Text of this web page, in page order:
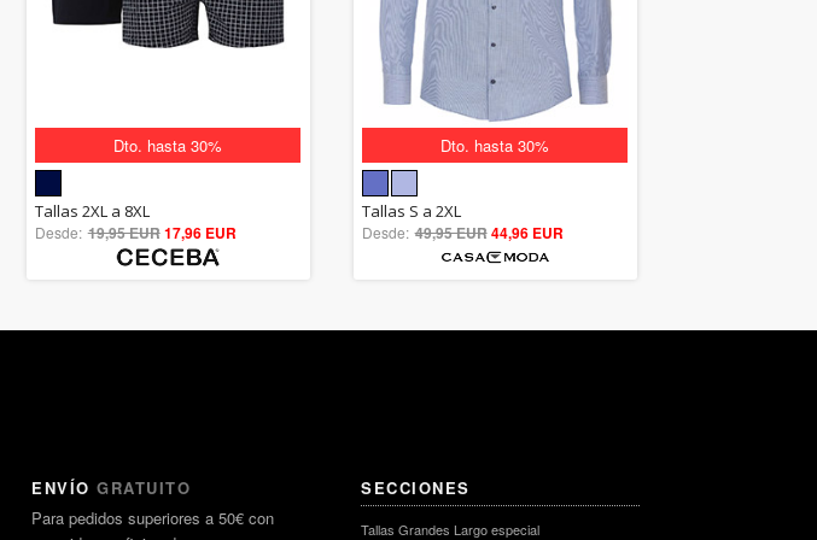
Dto. hasta 30%
5.00
out of 5
Tallas 2XL a 8XL
Desde: 19,95 EUR17,96 EUR
Dto. hasta 30%
5.00
out of 5
Tallas S a 2XL
Desde: 49,95 EUR44,96 EUR
ENVÍO GRATUITO
Para pedidos superiores a 50€ con
SECCIONES
Tallas Grandes Largo especial